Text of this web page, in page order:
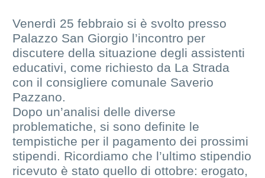
Venerdì 25 febbraio si è svolto presso
Palazzo San Giorgio l’incontro per
discutere della situazione degli assistenti
educativi, come richiesto da La Strada
con il consigliere comunale Saverio
Pazzano.
Dopo un’analisi delle diverse
problematiche, si sono definite le
tempistiche per il pagamento dei prossimi
stipendi. Ricordiamo che l’ultimo stipendio
ricevuto è stato quello di ottobre: erogato,